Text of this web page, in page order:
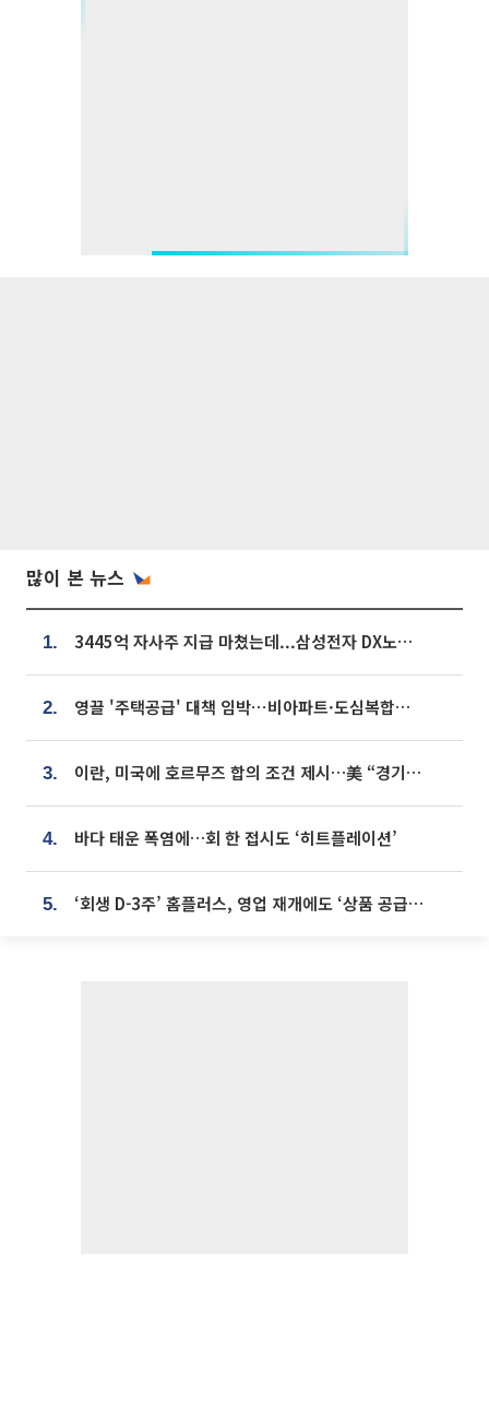
많이 본 뉴스
1. 3445억 자사주 지급 마쳤는데...삼성전자 DX노조, 뒤늦은 '떼쓰기 집회'
2. 영끌 '주택공급' 대책 임박⋯비아파트·도심복합까지 총동원
3. 이란, 미국에 호르무즈 합의 조건 제시…美 “경기 아직 안 끝나” [종합]
4. 바다 태운 폭염에…회 한 접시도 ‘히트플레이션’
5. ‘회생 D-3주’ 홈플러스, 영업 재개에도 ‘상품 공급망’ 복구가 생존 관건